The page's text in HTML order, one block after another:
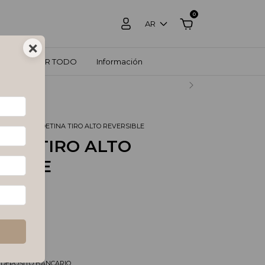
AR
0
VER TODO Información
PAGO.
VEDETINA TIRO ALTO REVERSIBLE
TIRO ALTO
$28.921,49
de$11.665
BANCARIO
×